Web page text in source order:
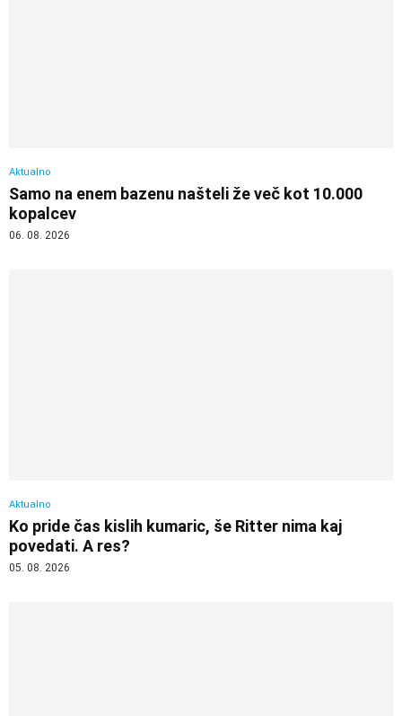
Aktualno
Samo na enem bazenu našteli že več kot 10.000
kopalcev
06. 08. 2026
Aktualno
Ko pride čas kislih kumaric, še Ritter nima kaj
povedati. A res?
05. 08. 2026